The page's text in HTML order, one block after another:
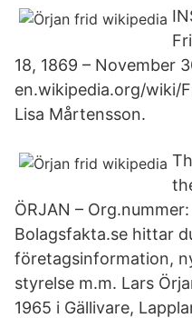
18, 1869 – November
en.wikipedia.org/wiki/
Lisa Mårtensson.
ÖRJAN –
Bolagsfakta.se hittar
företagsinformation,
styrelse m.m. Lars
1965 i Gällivare,